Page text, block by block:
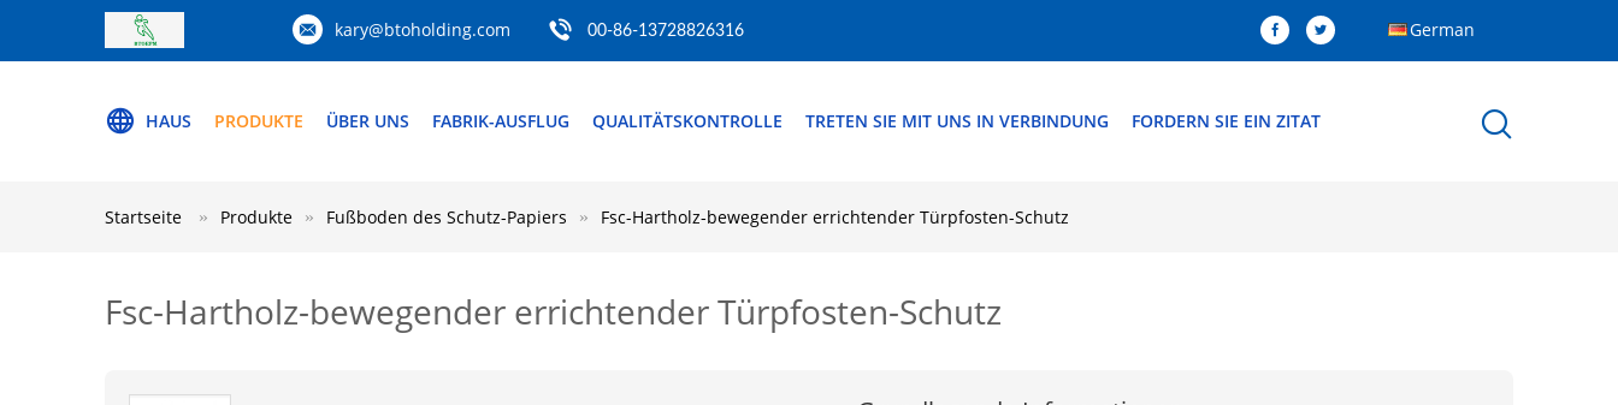
kary@btoholding.com 00-86-13728826316 German
HAUS PRODUKTE ÜBER UNS FABRIK-AUSFLUG QUALITÄTSKONTROLLE TRETEN SIE MIT UNS IN VERBINDUNG FORDERN SIE EIN ZITAT
Startseite Produkte Fußboden des Schutz-Papiers Fsc-Hartholz-bewegender errichtender Türpfosten-Schutz
Fsc-Hartholz-bewegender errichtender Türpfosten-Schutz